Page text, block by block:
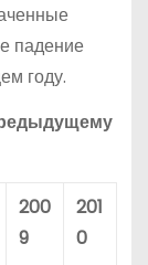
падение
году.
200
9
201
0